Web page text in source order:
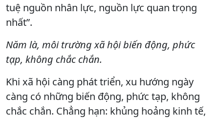
tuệ nguồn nhân lực, nguồn lực quan trọng
nhất”.
Năm là, môi trường xã hội biến động, phức
tạp, không chắc chắn.
Khi xã hội càng phát triển, xu hướng ngày
càng có những biến động, phức tạp, không
chắc chắn. Chẳng hạn: khủng hoảng kinh tế,